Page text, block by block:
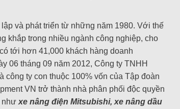
và phát triển từ những năm 1980. Với thế
khắp trong nhiều ngành công nghiệp, cho
tới hơn 41,000 khách hàng doanh
06 tháng 09 năm 2012, Công ty TNHH
công ty con thuộc 100% vốn của Tập đoàn
VN trở thành nhà phân phối độc quyền
như xe nâng điện Mitsubishi, xe nâng dầu